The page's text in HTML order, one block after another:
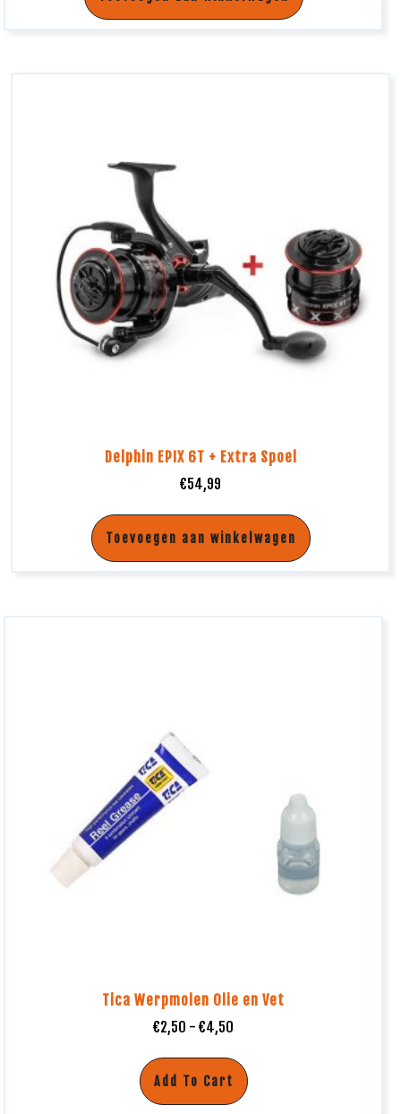
Delphin EPIX 6T + Extra Spoel
€54,99
Toevoegen aan winkelwagen
Tica Werpmolen Olie en Vet
€2,50 - €4,50
Add To Cart